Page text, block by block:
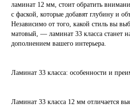
ламинат 12 мм, стоит обратить
с фаской, которые добавят глубину и
Независимо от того, какой стиль вы
матовый, — ламинат 33 класса станет
дополнением вашего интерьера.
Ламинат 33 класса: особенности и
Ламинат 33 класса 12 мм отличается